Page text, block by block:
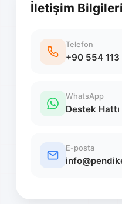
İletişim Bilgileri
Telefon
+90 554 113
WhatsApp
Destek Hattı
E-posta